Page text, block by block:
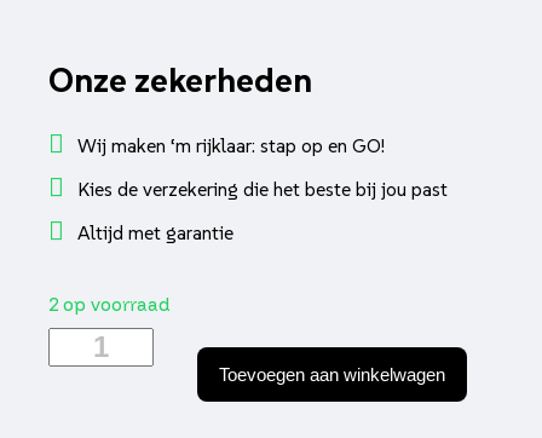
Onze zekerheden
Wij maken ‘m rijklaar: stap op en GO!
Kies de verzekering die het beste bij jou past
Altijd met garantie
2 op voorraad
Kleppendeksel
schroefdop
Toevoegen aan winkelwagen